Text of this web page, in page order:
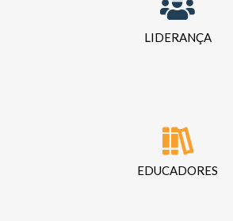
LIDERANÇA
EDUCADORES